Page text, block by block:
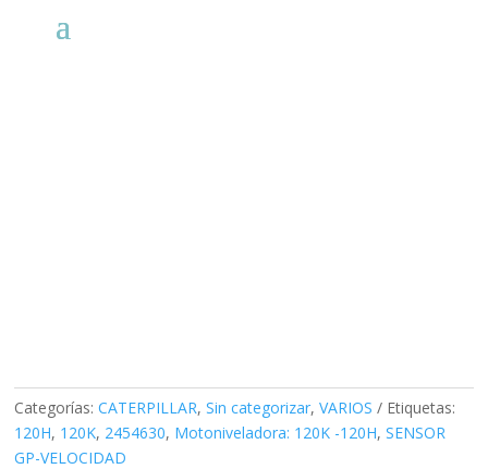
Categorías:CATERPILLAR,Sin categorizar,VARIOS
Etiquetas:
120H, 120K, 2454630, Motoniveladora: 120K -120H,SENSOR
GP-VELOCIDAD